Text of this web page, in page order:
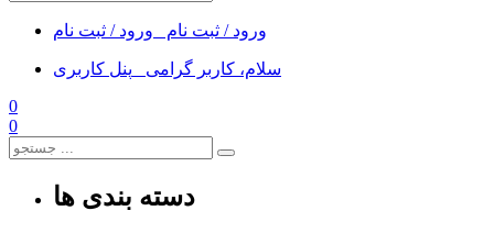
ورود / ثبت نام ورود / ثبت نام
سلام، کاربر گرامی
پنل کاربری
0
0
دسته بندی ها